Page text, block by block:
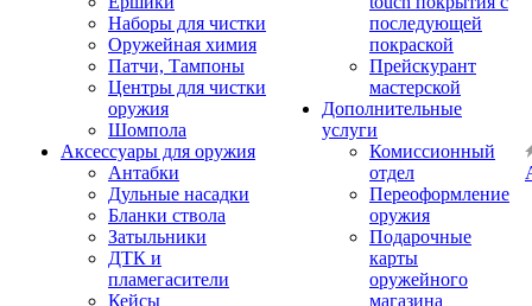
Наборы для чистки
Оружейная химия
Патчи, Тампоны
Центры для чистки
оружия
Шомпола
Аксессуары для оружия
Антабки
Дульные насадки
Бланки ствола
Затыльники
ДТК и
пламегасители
Кейсы
последующей
покраской
Прейскурант
мастерской
Дополнительные
услуги
Комиссионный
отдел
Переоформление
оружия
Подарочные
карты
оружейного
магазина